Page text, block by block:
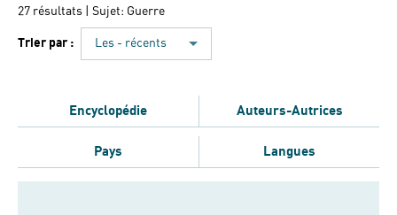
27 résultats | Sujet: Guerre
Trier par : Les - récents
Encyclopédie Auteurs-Autrices
Pays Langues